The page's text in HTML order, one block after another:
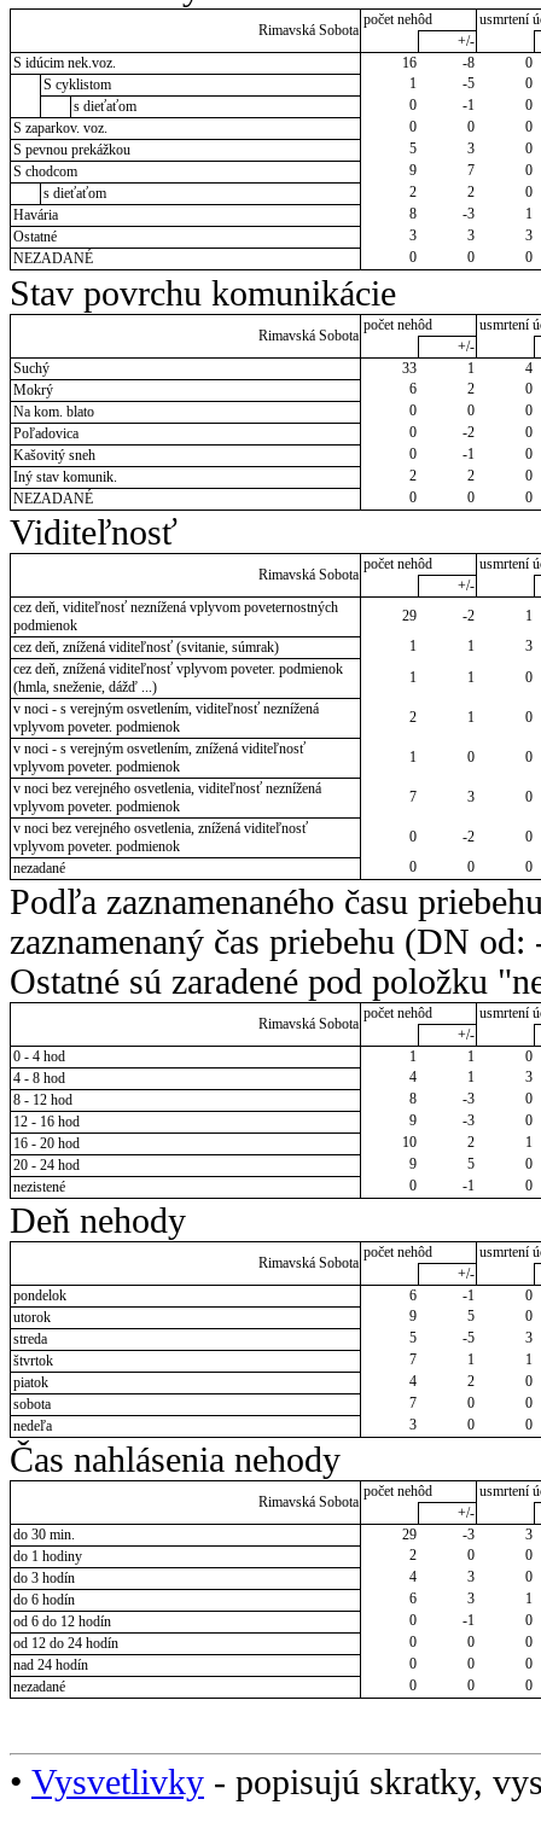
Rimavská Sobota
počet nehôd
usmrtení
+/-
S idúcim nek.voz.
16 -8
0
S cyklistom
1 -5
0
s dieťaťom
0 -1
0
S zaparkov. voz.
0 0
0
S pevnou prekážkou
5 3
0
S chodcom
9 7
0
s dieťaťom
2 2
0
Havária
8 -3
1
Ostatné
3 3
3
NEZADANÉ
0 0 0
Stav povrchu komunikácie
Rimavská Sobota
počet nehôd
usmrtení
+/-
Suchý
33 1
4
Mokrý
6 2
0
Na kom. blato
0 0
0
Poľadovica
0 -2
0
Kašovitý sneh
0 -1
0
Iný stav komunik.
2 2
0
NEZADANÉ
0 0 0
Viditeľnosť
Rimavská Sobota
počet nehôd
usmrtení
+/-
cez deň, viditeľnosť neznížená vplyvom poveternostných
podmienok
29 -2
1
cez deň, znížená viditeľnosť (svitanie, súmrak)
1 1
3
cez deň, znížená viditeľnosť vplyvom poveter. podmienok
(hmla, sneženie, dážď ...)
1 1
0
v noci - s verejným osvetlením, viditeľnosť neznížená
vplyvom poveter. podmienok
2 1
0
v noci - s verejným osvetlením, znížená viditeľnosť
vplyvom poveter. podmienok
1 0
0
v noci bez verejného osvetlenia, viditeľnosť neznížená
vplyvom poveter. podmienok
7 3
0
v noci bez verejného osvetlenia, znížená viditeľnosť
vplyvom poveter. podmienok
0 -2
0
nezadané
0 0 0
Podľa zaznamenaného času
zaznamenaný čas priebehu (DN
Ostatné sú zaradené pod položku
Rimavská Sobota
počet nehôd
usmrtení
+/-
0 - 4 hod
1 1
0
4 - 8 hod
4 1
3
8 - 12 hod
8 -3
0
12 - 16 hod
9 -3
0
16 - 20 hod
10 2
1
20 - 24 hod
9 5
0
nezistené
0 -1 0
Deň nehody
Rimavská Sobota
počet nehôd
usmrtení
+/-
pondelok
6 -1
0
utorok
9 5
0
streda
5 -5
3
štvrtok
7 1
1
piatok
4 2
0
sobota
7 0
0
nedeľa
3 0 0
Čas nahlásenia nehody
Rimavská Sobota
počet nehôd
usmrtení
+/-
do 30 min.
29 -3
3
do 1 hodiny
2 0
0
do 3 hodín
4 3
0
do 6 hodín
6 3
1
od 6 do 12 hodín
0 -1
0
od 12 do 24 hodín
0 0
0
nad 24 hodín
0 0
0
nezadané
0 0 0
• Vysvetlivky - popisujú skratky,